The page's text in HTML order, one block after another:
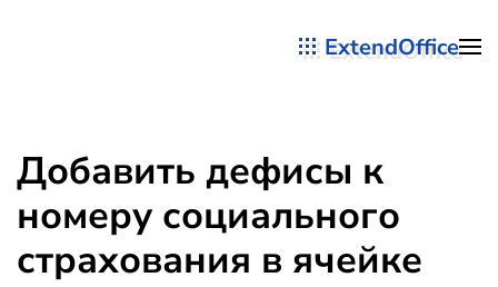
ExtendOffice
Добавить дефисы к
номеру социального
страхования в ячейке